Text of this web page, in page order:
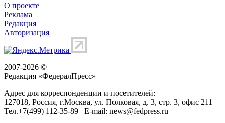
О проекте
Реклама
Редакция
Авторизация
2007-2026 ©
Редакция «ФедералПресс»
Адрес для корреспонденции и посетителей:
127018, Россия, г.Москва, ул. Полковая, д. 3, стр. 3, офис 211
Тел.+7(499) 112-35-89 E-mail: news@fedpress.ru